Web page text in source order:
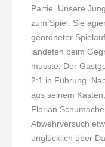
Partie. Unsere
zum Spiel. Sie
geordneter
landeten beim
musste. Der
2:1 in Führung.
aus seinem
Florian
Abwehrversuch
unglücklich über